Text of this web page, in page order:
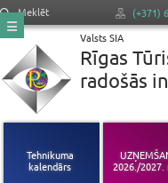
Meklēt (+371)
Valsts SIA
Rīgas
radošās
Tehnikuma
kalendārs
2026./2027.